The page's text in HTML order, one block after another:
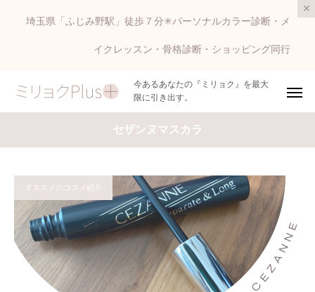
埼玉県「ふじみ野駅」徒歩７分✳︎パーソナルカラー診断・メ
イクレッスン・骨格診断・ショッピング同行
今あるあなたの『ミリョク』を最大
限に引き出す。
セザンヌマスカラ
オススメのコスメ紹介